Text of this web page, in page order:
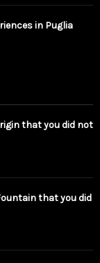
in Puglia
that you did not
that you did